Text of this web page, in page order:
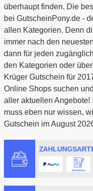
überhaupt finden. Die
bei GutscheinPony.de -
allen Kategorien. Denn
immer nach den
dann für jeden
den Kategorien oder
Krüger Gutschein für
Online Shops suchen
aller aktuellen Angebote!
muss eben nur wissen,
Gutschein im August